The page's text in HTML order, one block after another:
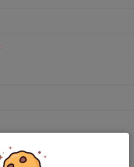
Lamptey